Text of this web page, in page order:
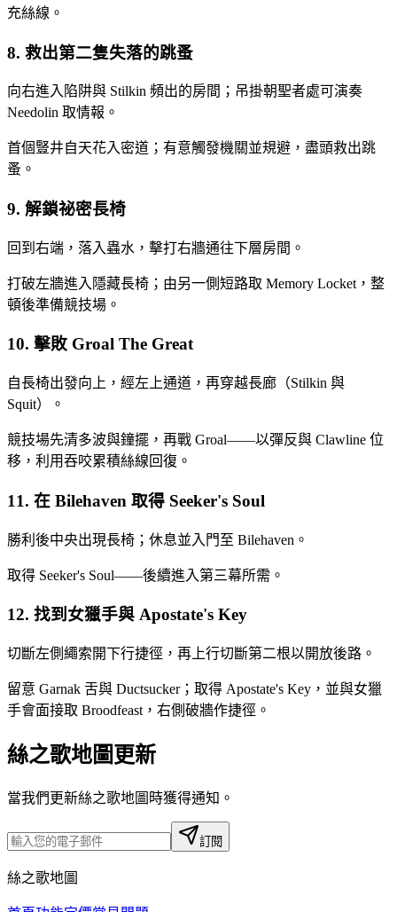
充絲線。
8. 救出第二隻失落的跳蚤
向右進入陷阱與 Stilkin 頻出的房間；吊掛朝聖者處可演奏
Needolin 取情報。
首個豎井自天花入密道；有意觸發機關並規避，盡頭救出跳
蚤。
9. 解鎖祕密長椅
回到右端，落入蟲水，擊打右牆通往下層房間。
打破左牆進入隱藏長椅；由另一側短路取 Memory Locket，整
頓後準備競技場。
10. 擊敗 Groal The Great
自長椅出發向上，經左上通道，再穿越長廊（Stilkin 與
Squit）。
競技場先清多波與鐘擺，再戰 Groal——以彈反與 Clawline 位
移，利用吞咬累積絲線回復。
11. 在 Bilehaven 取得 Seeker's Soul
勝利後中央出現長椅；休息並入門至 Bilehaven。
取得 Seeker's Soul——後續進入第三幕所需。
12. 找到女獵手與 Apostate's Key
切斷左側繩索開下行捷徑，再上行切斷第二根以開放後路。
留意 Garnak 舌與 Ductsucker；取得 Apostate's Key，並與女獵
手會面接取 Broodfeast，右側破牆作捷徑。
絲之歌地圖更新
當我們更新絲之歌地圖時獲得通知。
訂閱
絲之歌地圖